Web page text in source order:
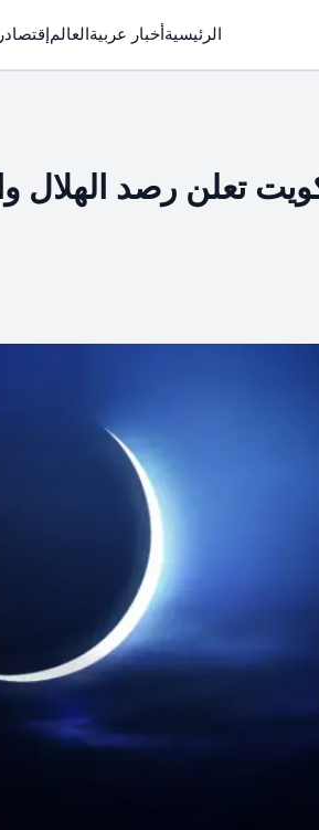
الرئيسيةأخبار عربيةالعالمإقتصاد
تعلن رصد الهلال